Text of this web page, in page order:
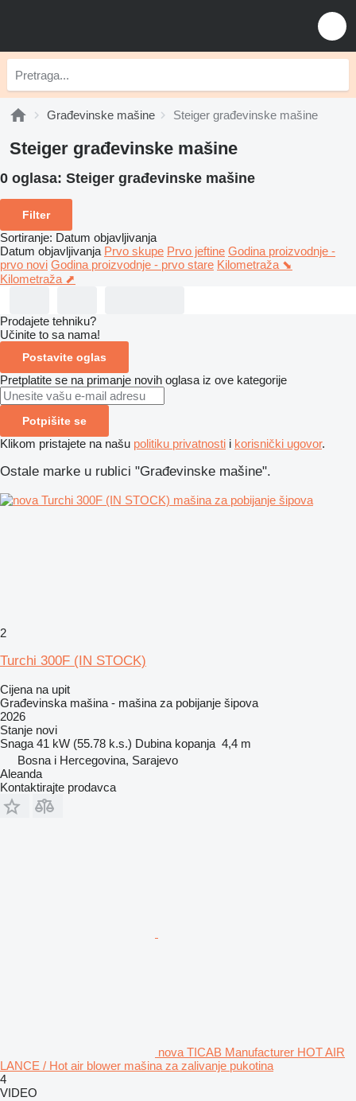
Građevinske mašine Steiger građevinske mašine
Steiger građevinske mašine
0 oglasa: Steiger građevinske mašine
Filter
Sortiranje: Datum objavljivanja
Datum objavljivanja Prvo skupe Prvo jeftine Godina proizvodnje -
prvo novi Godina proizvodnje - prvo stare Kilometraža ⬊
Kilometraža ⬈
Prodajete tehniku?
Učinite to sa nama!
Postavite oglas
Pretplatite se na primanje novih oglasa iz ove kategorije
Potpišite se
Klikom pristajete na našu politiku privatnosti i korisnički ugovor.
Ostale marke u rublici "Građevinske mašine".
2
Turchi 300F (IN STOCK)
Cijena na upit
Građevinska mašina - mašina za pobijanje šipova
2026
Stanje novi
Snaga 41 kW (55.78 k.s.) Dubina kopanja 4,4 m
Bosna i Hercegovina, Sarajevo
Aleanda
Kontaktirajte prodavca
nova TICAB Manufacturer HOT AIR
LANCE / Hot air blower mašina za zalivanje pukotina
4
VIDEO